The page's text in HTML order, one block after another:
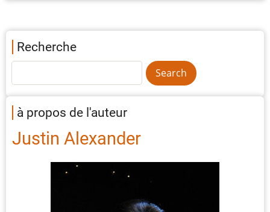
Recherche
à propos de l'auteur
Justin Alexander